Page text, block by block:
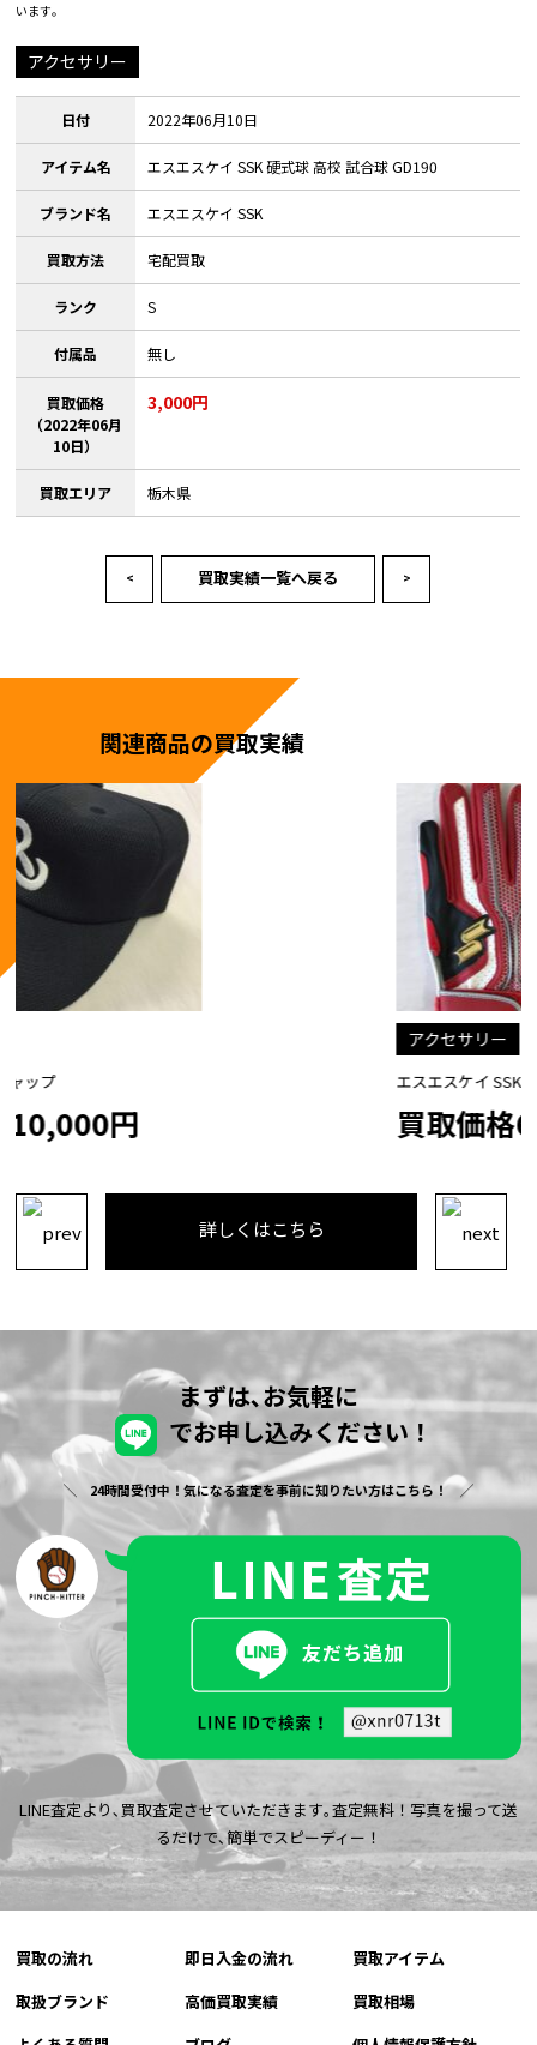
います｡
アクセサリー
日付 2022年06月10日
アイテム名 エスエスケイ SSK 硬式球 高校 試合球 GD190
ブランド名 エスエスケイ SSK
買取方法 宅配買取
ランク S
付属品 無し
買取価格
（2022年06月
10日）
3,000円
買取エリア 栃木県
< 買取実績一覧へ戻る >
関連商品の買取実績
エスエスケイ SSK バッティンググローブ
買取価格600円
詳しくはこちら
まずは､お気軽に
でお申し込みください！
24時間受付中！気になる査定を事前に知りたい方はこちら！
LINE査定より､買取査定させていただきます｡査定無料！写真を撮って送
るだけで､簡単でスピーディー！
買取の流れ 即日入金の流れ
買取アイテム
取扱ブランド
高価買取実績
買取相場